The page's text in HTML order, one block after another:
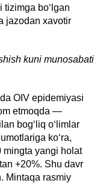
bo‘lgan
jazodan xavotir
kuni munosabati
OIV epidemiyasi
etmoqda —
bog‘liq o‘limlar
ko‘ra,
mingta yangi holat
+20%. Shu davr
Mintaqa rasmiy